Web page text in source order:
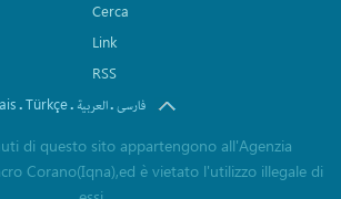
Cerca
Link
RSS
.Türkçe. العربیة.فارسی
di questo sito appartengono all'Agenzia
Corano(Iqna),ed è vietato l'utilizzo illegale di